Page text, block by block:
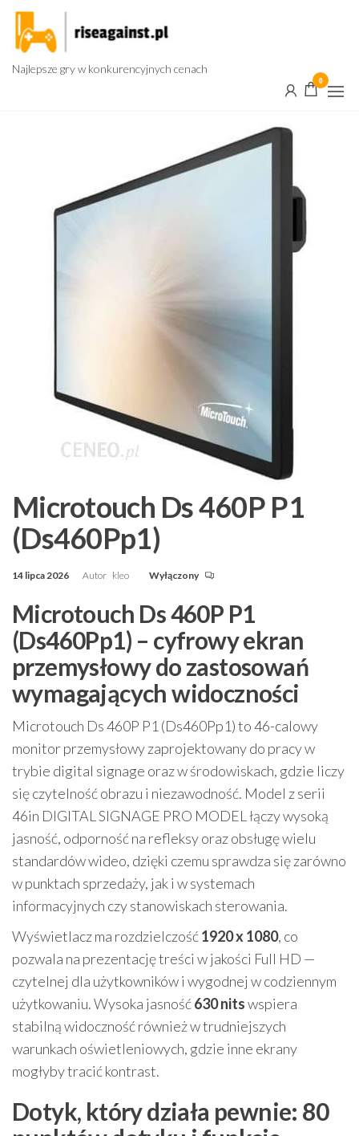
Przejdź
treści
Najlepsze gry w konkurencyjnych cenach
0
Microtouch Ds 460P P1
(Ds460Pp1)
14 lipca 2026 Autor kleo Wyłączony
Microtouch Ds 460P P1
(Ds460Pp1) – cyfrowy ekran
przemysłowy do zastosowań
wymagających widoczności
Microtouch Ds 460P P1 (Ds460Pp1) to 46-calowy
monitor przemysłowy zaprojektowany do pracy w
trybie digital signage oraz w środowiskach, gdzie liczy
się czytelność obrazu i niezawodność. Model z serii
46in DIGITAL SIGNAGE PRO MODEL łączy wysoką
jasność, odporność na refleksy oraz obsługę wielu
standardów wideo, dzięki czemu sprawdza się zarówno
w punktach sprzedaży, jak i w systemach
informacyjnych czy stanowiskach sterowania.
Wyświetlacz ma rozdzielczość1920 x 1080, co
pozwala na prezentację treści w jakości Full HD —
czytelnej dla użytkowników i wygodnej w codziennym
użytkowaniu. Wysoka jasność630 nitswspiera
stabilną widoczność również w trudniejszych
warunkach oświetleniowych, gdzie inne ekrany
mogłyby tracić kontrast.
Dotyk, który działa pewnie: 80